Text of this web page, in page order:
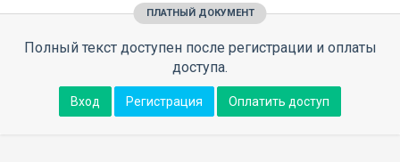
ПЛАТНЫЙ ДОКУМЕНТ
Полный текст доступен после регистрации и оплаты
доступа.
Вход Регистрация Оплатить доступ